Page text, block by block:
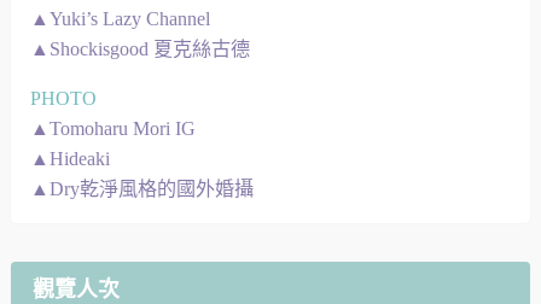
▲Yuki’s Lazy Channel
▲Shockisgood 夏克絲古德
PHOTO
▲Tomoharu Mori IG
▲Hideaki
▲Dry乾淨風格的國外婚攝
觀覽人次